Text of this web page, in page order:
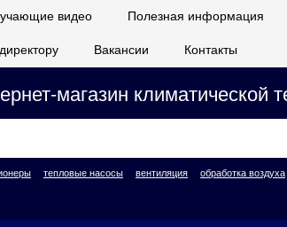
видео Полезная информация
Вакансии Контакты
магазин климатической
тепловые насосы вентиляция обработка воздуха